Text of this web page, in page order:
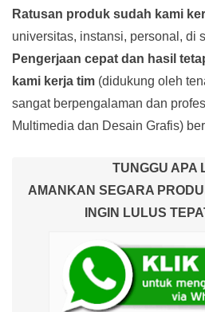
Ratusan produk sudah kami
universitas, instansi, personal, di
Pengerjaan cepat dan hasil
kami kerja tim (didukung oleh
sangat berpengalaman dan
Multimedia dan Desain Grafis)
TUNGGU APA
AMANKAN SEGARA
INGIN LULUS